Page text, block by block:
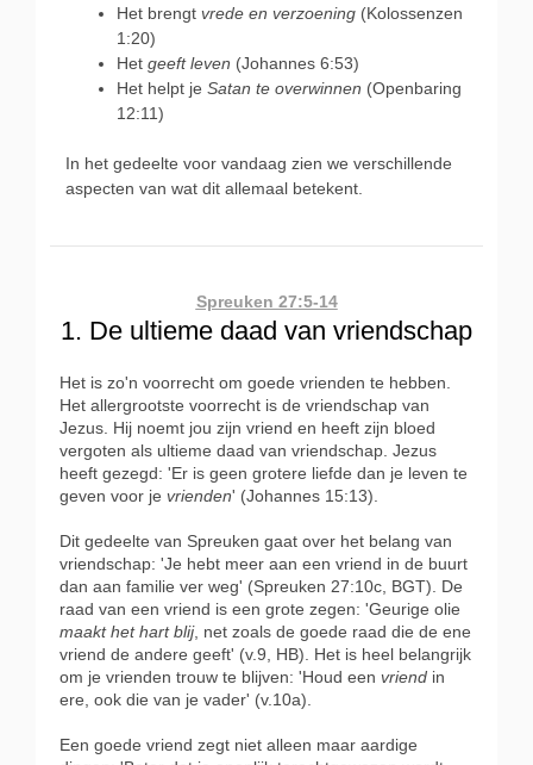
Het brengt vrede en verzoening (Kolossenzen
1:20)
Het geeft leven (Johannes 6:53)
Het helpt je Satan te overwinnen (Openbaring
12:11)
In het gedeelte voor vandaag zien we verschillende
aspecten van wat dit allemaal betekent.
Spreuken 27:5-14
1. De ultieme daad van vriendschap
Het is zo'n voorrecht om goede vrienden te hebben.
Het allergrootste voorrecht is de vriendschap van
Jezus. Hij noemt jou zijn vriend en heeft zijn bloed
vergoten als ultieme daad van vriendschap. Jezus
heeft gezegd: 'Er is geen grotere liefde dan je leven te
geven voor je vrienden' (Johannes 15:13).
Dit gedeelte van Spreuken gaat over het belang van
vriendschap: 'Je hebt meer aan een vriend in de buurt
dan aan familie ver weg' (Spreuken 27:10c, BGT). De
raad van een vriend is een grote zegen: 'Geurige olie
maakt het hart blij, net zoals de goede raad die de ene
vriend de andere geeft' (v.9, HB). Het is heel belangrijk
om je vrienden trouw te blijven: 'Houd een vriend in
ere, ook die van je vader' (v.10a).
Een goede vriend zegt niet alleen maar aardige